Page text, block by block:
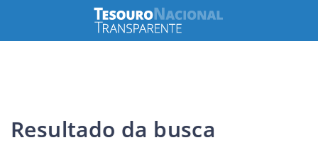
Resultado da busca